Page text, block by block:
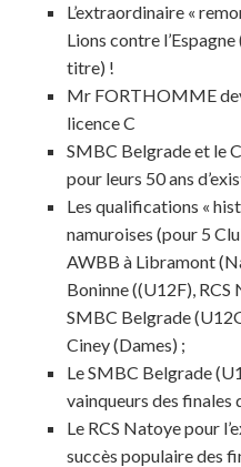
L’extraordinaire «
Lions contre
titre) !
Mr FORTHOMME
licence C
SMBC Belgrade et le
pour leurs 50 ans
Les qualifications «
namuroises (pour 5
AWBB à Libramont
Boninne ((U12F),
SMBC Belgrade
Ciney (Dames) ;
Le SMBC Belgrade
vainqueurs des finales
Le RCS Natoye pour
succès populaire des